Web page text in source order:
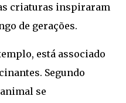
criaturas inspiraram
de gerações.
está associado
Segundo
se